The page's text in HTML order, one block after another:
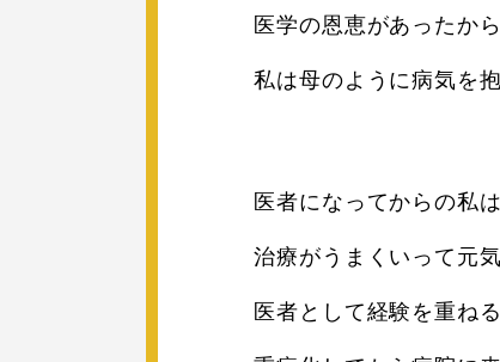
医学の恩恵があったか
私は母のように病気を
医者になってからの私
治療がうまくいって元
医者として経験を重ね